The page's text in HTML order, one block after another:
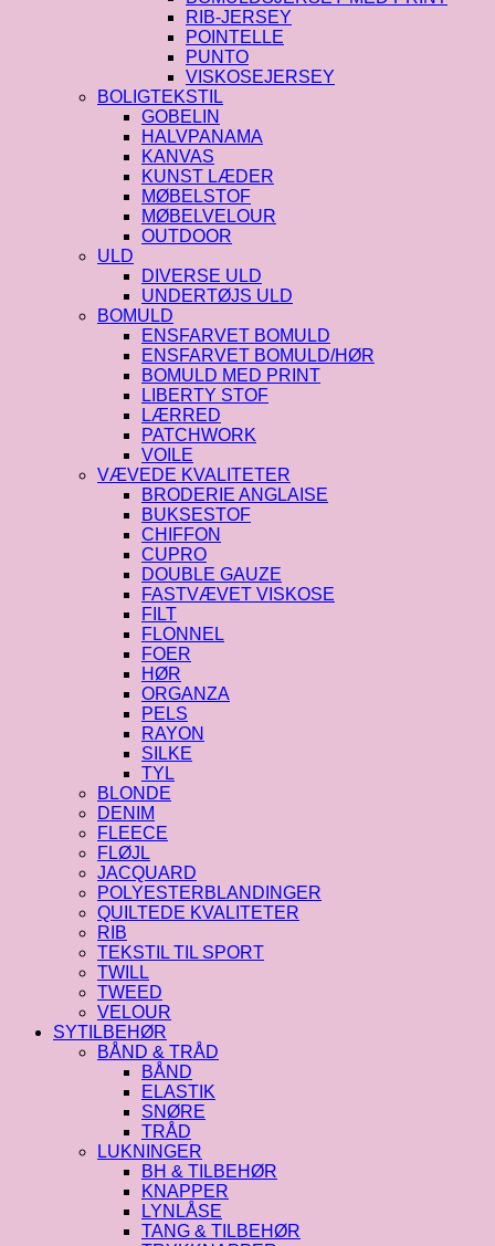
RIB-JERSEY
POINTELLE
PUNTO
VISKOSEJERSEY
BOLIGTEKSTIL
GOBELIN
HALVPANAMA
KANVAS
KUNST LÆDER
MØBELSTOF
MØBELVELOUR
OUTDOOR
ULD
DIVERSE ULD
UNDERTØJS ULD
BOMULD
ENSFARVET BOMULD
ENSFARVET BOMULD/HØR
BOMULD MED PRINT
LIBERTY STOF
LÆRRED
PATCHWORK
VOILE
VÆVEDE KVALITETER
BRODERIE ANGLAISE
BUKSESTOF
CHIFFON
CUPRO
DOUBLE GAUZE
FASTVÆVET VISKOSE
FILT
FLONNEL
FOER
HØR
ORGANZA
PELS
RAYON
SILKE
TYL
BLONDE
DENIM
FLEECE
FLØJL
JACQUARD
POLYESTERBLANDINGER
QUILTEDE KVALITETER
RIB
TEKSTIL TIL SPORT
TWILL
TWEED
VELOUR
SYTILBEHØR
BÅND & TRÅD
BÅND
ELASTIK
SNØRE
TRÅD
LUKNINGER
BH & TILBEHØR
KNAPPER
LYNLÅSE
TANG & TILBEHØR